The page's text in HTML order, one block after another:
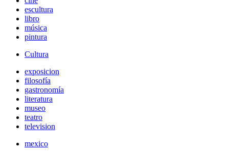
escultura
libro
música
pintura
Cultura
exposicion
filosofía
gastronomía
literatura
museo
teatro
television
mexico